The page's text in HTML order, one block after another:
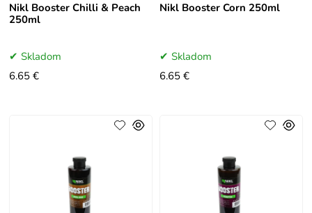
Nikl Booster Chilli & Peach
250ml
Skladom
6.65 €
Nikl Booster Corn 250ml
Skladom
6.65 €